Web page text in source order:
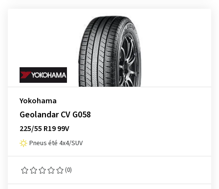
Yokohama
Geolandar CV G058
225/55 R19 99V
Pneus été 4x4/SUV
(0)